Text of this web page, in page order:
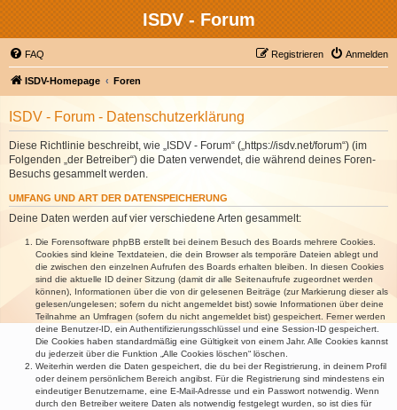
ISDV - Forum
FAQ Anmelden
Registrieren
ISDV-Homepage Foren
ISDV - Forum - Datenschutzerklärung
Diese Richtlinie beschreibt, wie „ISDV - Forum“ („https://isdv.net/forum“) (im
Folgenden „der Betreiber“) die Daten verwendet, die während deines Foren-
Besuchs gesammelt werden.
UMFANG UND ART DER DATENSPEICHERUNG
Deine Daten werden auf vier verschiedene Arten gesammelt:
Die Forensoftware phpBB erstellt bei deinem Besuch des Boards mehrere Cookies.
Cookies sind kleine Textdateien, die dein Browser als temporäre Dateien ablegt und
die zwischen den einzelnen Aufrufen des Boards erhalten bleiben. In diesen Cookies
sind die aktuelle ID deiner Sitzung (damit dir alle Seitenaufrufe zugeordnet werden
können), Informationen über die von dir gelesenen Beiträge (zur Markierung dieser als
gelesen/ungelesen; sofern du nicht angemeldet bist) sowie Informationen über deine
Teilnahme an Umfragen (sofern du nicht angemeldet bist) gespeichert. Ferner werden
deine Benutzer-ID, ein Authentifizierungsschlüssel und eine Session-ID gespeichert.
Die Cookies haben standardmäßig eine Gültigkeit von einem Jahr. Alle Cookies kannst
du jederzeit über die Funktion „Alle Cookies löschen“ löschen.
Weiterhin werden die Daten gespeichert, die du bei der Registrierung, in deinem Profil
oder deinem persönlichem Bereich angibst. Für die Registrierung sind mindestens ein
eindeutiger Benutzername, eine E-Mail-Adresse und ein Passwort notwendig. Wenn
durch den Betreiber weitere Daten als notwendig festgelegt wurden, so ist dies für